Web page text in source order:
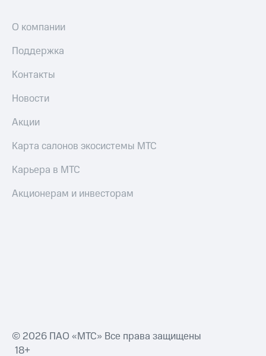
О компании
Поддержка
Контакты
Новости
Акции
Карта салонов экосистемы МТС
Карьера в МТС
Акционерам и инвесторам
© 2026 ПАО «МТС» Все права защищены
18+